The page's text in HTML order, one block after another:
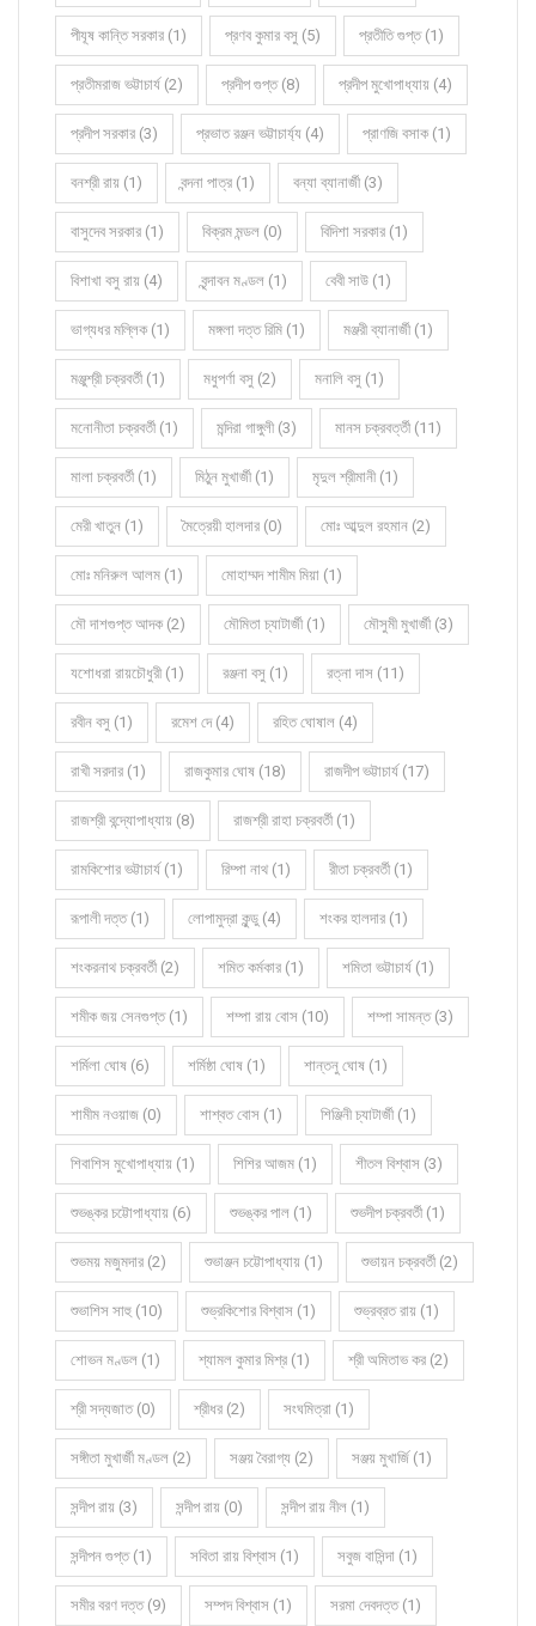
পীযূষ কান্তি সরকার (1) প্রণব কুমার বসু (5) প্রতীতি গুপ্ত (1)
প্রতীমরাজ ভট্টাচার্য (2) প্রদীপ গুপ্ত (8) প্রদীপ মুখোপাধ্যায় (4)
প্রদীপ সরকার (3) প্রভাত রঞ্জন ভট্টাচার্য্য (4) প্রাণজি বসাক (1)
বনশ্রী রায় (1) বন্দনা পাত্র (1) বন্যা ব্যানার্জী (3)
বাসুদেব সরকার (1) বিক্রম মন্ডল (0) বিদিশা সরকার (1)
বিশাখা বসু রায় (4) বৃন্দাবন মণ্ডল (1) বেবী সাউ (1)
ভাগ্যধর মল্লিক (1) মঙ্গলা দত্ত রিমি (1) মঞ্জরী ব্যানার্জী (1)
মঞ্জুশ্রী চক্রবর্তী (1) মধুপর্ণা বসু (2) মনালি বসু (1)
মনোনীতা চক্রবর্তী (1) মন্দিরা গাঙ্গুলী (3) মানস চক্রবর্ত্তী (11)
মালা চক্রবর্তী (1) মিঠুন মুখার্জী (1) মৃদুল শ্রীমানী (1)
মেরী খাতুন (1) মৈত্রেয়ী হালদার (0) মোঃ আব্দুল রহমান (2)
মোঃ মনিরুল আলম (1) মোহাম্মদ শামীম মিয়া (1)
মৌ দাশগুপ্ত আদক (2) মৌমিতা চ্যাটার্জী (1) মৌসুমী মুখার্জী (3)
যশোধরা রায়চৌধুরী (1) রঞ্জনা বসু (1) রত্না দাস (11)
রবীন বসু (1) রমেশ দে (4) রহিত ঘোষাল (4)
রাখী সরদার (1) রাজকুমার ঘোষ (18) রাজদীপ ভট্টাচার্য (17)
রাজশ্রী বন্দ্যোপাধ্যায় (8) রাজশ্রী রাহা চক্রবর্তী (1)
রামকিশোর ভট্টাচার্য (1) রিম্পা নাথ (1) রীতা চক্রবর্তী (1)
রূপালী দত্ত (1) লোপামুদ্রা কুন্ডু (4) শংকর হালদার (1)
শংকরনাথ চক্রবর্তী (2) শমিত কর্মকার (1) শমিতা ভট্টাচার্য (1)
শমীক জয় সেনগুপ্ত (1) শম্পা রায় বোস (10) শম্পা সামন্ত (3)
শর্মিলা ঘোষ (6) শর্মিষ্ঠা ঘোষ (1) শান্তনু ঘোষ (1)
শামীম নওয়াজ (0) শাশ্বত বোস (1) শিঞ্জিনী চ্যাটার্জী (1)
শিবাশিস মুখোপাধ্যায় (1) শিশির আজম (1) শীতল বিশ্বাস (3)
শুভঙ্কর চট্টোপাধ্যায় (6) শুভঙ্কর পাল (1) শুভদীপ চক্রবর্তী (1)
শুভময় মজুমদার (2) শুভাঞ্জন চট্টোপাধ্যায় (1) শুভায়ন চক্রবর্তী (2)
শুভাশিস সাহু (10) শুভ্রকিশোর বিশ্বাস (1) শুভ্রব্রত রায় (1)
শোভন মণ্ডল (1) শ্যামল কুমার মিশ্র (1) শ্রী অমিতাভ কর (2)
শ্রী সদ্যজাত (0) শ্রীধর (2) সংঘমিত্রা (1)
সঙ্গীতা মুখার্জী মণ্ডল (2) সঞ্জয় বৈরাগ্য (2) সঞ্জয় মুখার্জি (1)
সন্দীপ রায় (3) সন্দীপ রায় (0) সন্দীপ রায় নীল (1)
সন্দীপন গুপ্ত (1) সবিতা রায় বিশ্বাস (1) সবুজ বাসিন্দা (1)
সমীর বরণ দত্ত (9) সম্পদ বিশ্বাস (1) সরমা দেবদত্ত (1)